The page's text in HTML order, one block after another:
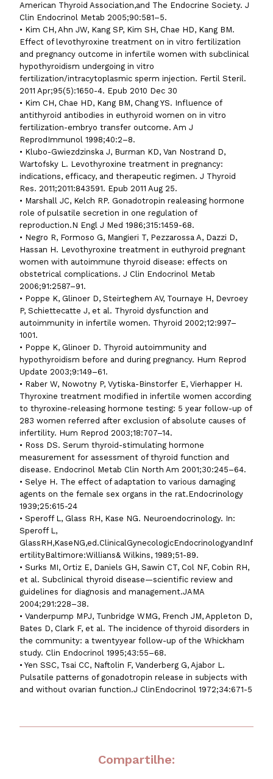
American Thyroid Association,and The Endocrine Society. J
Clin Endocrinol Metab 2005;90:581–5.
• Kim CH, Ahn JW, Kang SP, Kim SH, Chae HD, Kang BM.
Effect of levothyroxine treatment on in vitro fertilization
and pregnancy outcome in infertile women with subclinical
hypothyroidism undergoing in vitro
fertilization/intracytoplasmic sperm injection. Fertil Steril.
2011 Apr;95(5):1650-4. Epub 2010 Dec 30
• Kim CH, Chae HD, Kang BM, Chang YS. Influence of
antithyroid antibodies in euthyroid women on in vitro
fertilization-embryo transfer outcome. Am J
ReprodImmunol 1998;40:2–8.
• Klubo-Gwiezdzinska J, Burman KD, Van Nostrand D,
Wartofsky L. Levothyroxine treatment in pregnancy:
indications, efficacy, and therapeutic regimen. J Thyroid
Res. 2011;2011:843591. Epub 2011 Aug 25.
• Marshall JC, Kelch RP. Gonadotropin realeasing hormone
role of pulsatile secretion in one regulation of
reproduction.N Engl J Med 1986;315:1459-68.
• Negro R, Formoso G, Mangieri T, Pezzarossa A, Dazzi D,
Hassan H. Levothyroxine treatment in euthyroid pregnant
women with autoimmune thyroid disease: effects on
obstetrical complications. J Clin Endocrinol Metab
2006;91:2587–91.
• Poppe K, Glinoer D, Steirteghem AV, Tournaye H, Devroey
P, Schiettecatte J, et al. Thyroid dysfunction and
autoimmunity in infertile women. Thyroid 2002;12:997–
1001.
• Poppe K, Glinoer D. Thyroid autoimmunity and
hypothyroidism before and during pregnancy. Hum Reprod
Update 2003;9:149–61.
• Raber W, Nowotny P, Vytiska-Binstorfer E, Vierhapper H.
Thyroxine treatment modified in infertile women according
to thyroxine-releasing hormone testing: 5 year follow-up of
283 women referred after exclusion of absolute causes of
infertility. Hum Reprod 2003;18:707–14.
• Ross DS. Serum thyroid-stimulating hormone
measurement for assessment of thyroid function and
disease. Endocrinol Metab Clin North Am 2001;30:245–64.
• Selye H. The effect of adaptation to various damaging
agents on the female sex organs in the rat.Endocrinology
1939;25:615-24
• Speroff L, Glass RH, Kase NG. Neuroendocrinology. In:
Speroff L,
GlassRH,KaseNG,ed.ClinicalGynecologicEndocrinologyandInf
ertilityBaltimore:Willians& Wilkins, 1989;51-89.
• Surks MI, Ortiz E, Daniels GH, Sawin CT, Col NF, Cobin RH,
et al. Subclinical thyroid disease—scientific review and
guidelines for diagnosis and management.JAMA
2004;291:228–38.
• Vanderpump MPJ, Tunbridge WMG, French JM, Appleton D,
Bates D, Clark F, et al. The incidence of thyroid disorders in
the community: a twentyyear follow-up of the Whickham
study. Clin Endocrinol 1995;43:55–68.
• Yen SSC, Tsai CC, Naftolin F, Vanderberg G, Ajabor L.
Pulsatile patterns of gonadotropin release in subjects with
and without ovarian function.J ClinEndocrinol 1972;34:671-5
Compartilhe: